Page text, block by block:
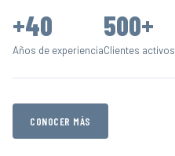
+40
Años de experiencia
500+
Clientes activos
CONOCER MÁS